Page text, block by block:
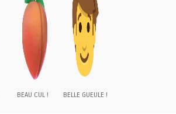
BEAU CUL ! BELLE GUEULE !